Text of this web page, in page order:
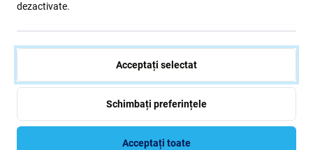
Dacă dispozitivul dvs. a căzut pe podea și
Calitatea pieselor de schimb
Calitate: Aftermarket- Piesa de schimb vândută ca
Aftermarket este fabricată la aceleași standarde,
dezactivate.
Acceptați selectat
Schimbați preferințele
Acceptați toate